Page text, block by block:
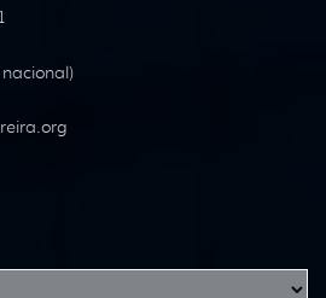
.org